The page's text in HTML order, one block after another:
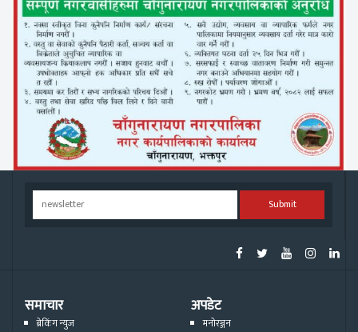
Submit
समाचार
ब्रेकिंग न्युज
अपडेट
मनोरञ्जन